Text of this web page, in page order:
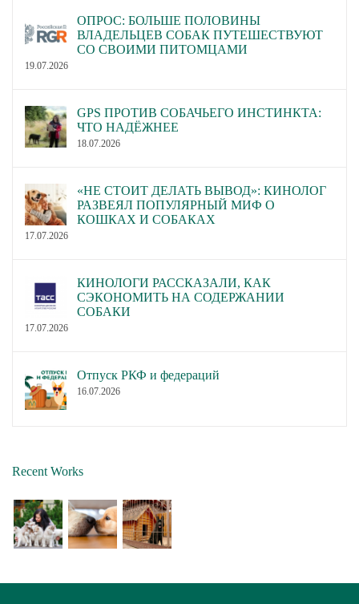
ОПРОС: БОЛЬШЕ ПОЛОВИНЫ
ВЛАДЕЛЬЦЕВ СОБАК ПУТЕШЕСТВУЮТ
СО СВОИМИ ПИТОМЦАМИ
19.07.2026
GPS ПРОТИВ СОБАЧЬЕГО ИНСТИНКТА:
ЧТО НАДЁЖНЕЕ
18.07.2026
«НЕ СТОИТ ДЕЛАТЬ ВЫВОД»: КИНОЛОГ
РАЗВЕЯЛ ПОПУЛЯРНЫЙ МИФ О
КОШКАХ И СОБАКАХ
17.07.2026
КИНОЛОГИ РАССКАЗАЛИ, КАК
СЭКОНОМИТЬ НА СОДЕРЖАНИИ
СОБАКИ
17.07.2026
Отпуск РКФ и федераций
16.07.2026
Recent Works